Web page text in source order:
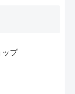
ップ